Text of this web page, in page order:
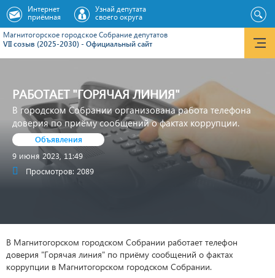
Магнитогорское городское Cобрание депутатов
VII созыв (2025-2030) - Официальный сайт
Интернет
приёмная
Узнай депутата
своего округа
РАБОТАЕТ "ГОРЯЧАЯ ЛИНИЯ"
В городском Собрании организована работа телефона
доверия по приёму сообщений о фактах коррупции.
Объявления
9 июня 2023, 11:49
Просмотров: 2089
В Магнитогорском городском Собрании работает телефон
доверия "Горячая линия" по приёму сообщений о фактах
коррупции в Магнитогорском городском Собрании.